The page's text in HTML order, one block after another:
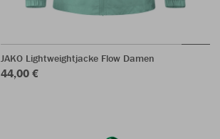
JAKO Lightweightjacke Flow Damen
44,00 €